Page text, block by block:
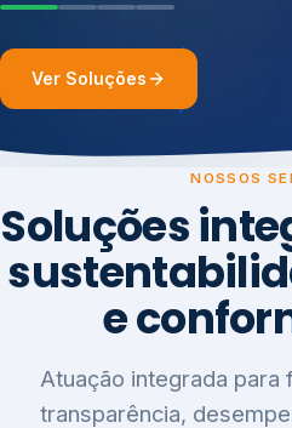
Ver Soluções
NOSSOS
Soluções
e
Atuação integrada
transparência,